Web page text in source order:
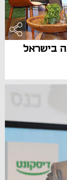
בישראל